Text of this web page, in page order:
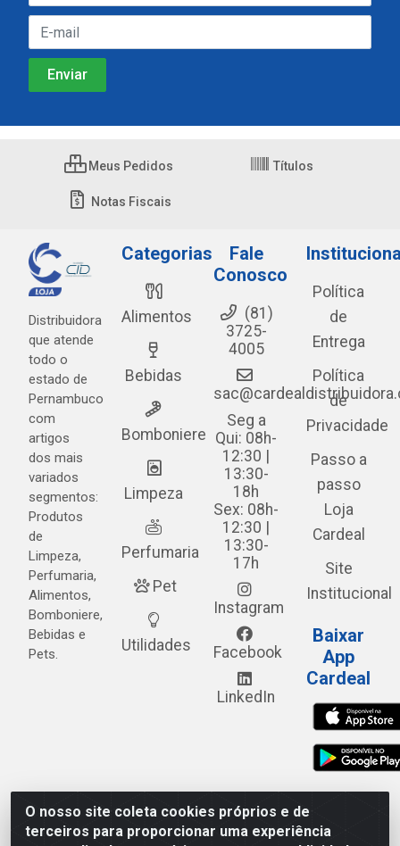
O nosso site coleta cookies próprios e de
terceiros para proporcionar uma experiência
Meus Pedidos Títulos
Notas Fiscais
Distribuidora
que atende
todo o
estado de
Pernambuco
com
artigos
dos mais
variados
segmentos:
Produtos
de
Limpeza,
Perfumaria,
Alimentos,
Bomboniere,
Bebidas e
Pets.
Categorias
Alimentos
Bebidas
Bomboniere
Limpeza
Perfumaria
Pet
Utilidades
Fale
Conosco
(81)
3725-
4005
Seg a
Qui: 08h-
12:30 |
13:30-
18h
Sex: 08h-
12:30 |
13:30-
17h
Instagram
Facebook
LinkedIn
Política
de
Entrega
Política
de
Privacidade
Passo a
passo
Loja
Cardeal
Site
Institucional
Baixar
App
Cardeal
Cardeal Distribuidora - Estrada Alto do Moura, 582 - Alto
do Moura - Caruaru/PE - CEP 55.040-120 - CNPJ